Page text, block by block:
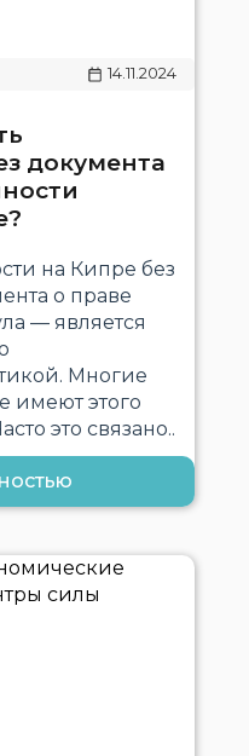
14.11.2024
документа
на Кипре без
о праве
— является
Многие
имеют этого
это связано..